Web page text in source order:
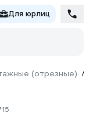
Для юрлиц
(отрезные) /